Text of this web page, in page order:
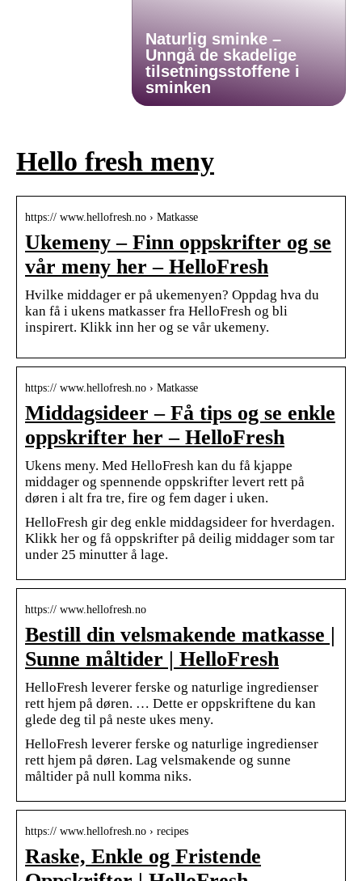
Naturlig sminke –
Unngå de skadelige
tilsetningsstoffene i
sminken
Hello fresh meny
https:// www.hellofresh.no › Matkasse
Ukemeny – Finn oppskrifter og se
vår meny her – HelloFresh
Hvilke middager er på ukemenyen? Oppdag hva du
kan få i ukens matkasser fra HelloFresh og bli
inspirert. Klikk inn her og se vår ukemeny.
https:// www.hellofresh.no › Matkasse
Middagsideer – Få tips og se enkle
oppskrifter her – HelloFresh
Ukens meny. Med HelloFresh kan du få kjappe
middager og spennende oppskrifter levert rett på
døren i alt fra tre, fire og fem dager i uken.
HelloFresh gir deg enkle middagsideer for hverdagen.
Klikk her og få oppskrifter på deilig middager som tar
under 25 minutter å lage.
https:// www.hellofresh.no
Bestill din velsmakende matkasse |
Sunne måltider | HelloFresh
HelloFresh leverer ferske og naturlige ingredienser
rett hjem på døren. … Dette er oppskriftene du kan
glede deg til på neste ukes meny.
HelloFresh leverer ferske og naturlige ingredienser
rett hjem på døren. Lag velsmakende og sunne
måltider på null komma niks.
https:// www.hellofresh.no › recipes
Raske, Enkle og Fristende